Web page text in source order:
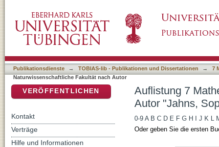
Publikationsdienste → TOBIAS-lib - Publikationen und Dissertationen →
7
Naturwissenschaftliche Fakultät nach Autor
Auflistung 7
Autor "Jahns,
0-9 A B C D E F G H J K L
Oder geben Sie die ersten
VERÖFFENTLICHEN
Kontakt
Verträge
Hilfe und Informationen